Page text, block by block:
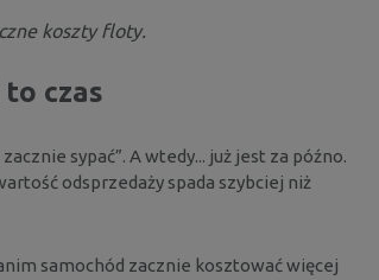
koszty floty.
czas
sypać”. A wtedy... już jest za późno.
odsprzedaży spada szybciej niż
samochód zacznie kosztować więcej